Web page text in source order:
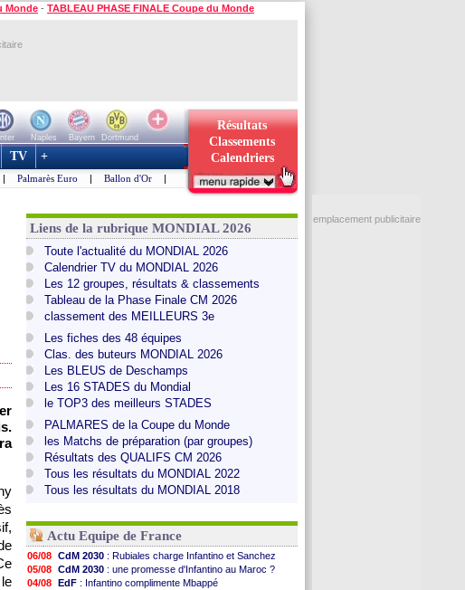
Monde - TABLEAU PHASE FINALE Coupe du Monde
Naples Bayern
Dortmund
Résultats
Classements
Calendriers
TV +
| Palmarès Euro | Ballon d'Or |
Liens de la rubrique MONDIAL 2026
Toute l'actualité du MONDIAL 2026
Calendrier TV du MONDIAL 2026
Les 12 groupes, résultats & classements
Tableau de la Phase Finale CM 2026
classement des MEILLEURS 3e
Les fiches des 48 équipes
Clas. des buteurs MONDIAL 2026
Les BLEUS de Deschamps
Les 16 STADES du Mondial
le TOP3 des meilleurs STADES
PALMARES de la Coupe du Monde
les Matchs de préparation (par groupes)
Résultats des QUALIFS CM 2026
Tous les résultats du MONDIAL 2022
Tous les résultats du MONDIAL 2018
Actu Equipe de France
06/08 CdM 2030 : Rubiales charge Infantino et Sanchez
05/08 CdM 2030 : une promesse d'Infantino au Maroc ?
04/08 EdF : Infantino complimente Mbappé
emplacement publicitaire